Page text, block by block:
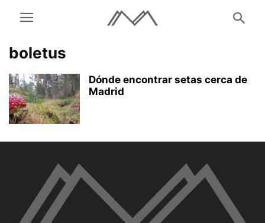
boletus
Dónde encontrar setas cerca de
Madrid